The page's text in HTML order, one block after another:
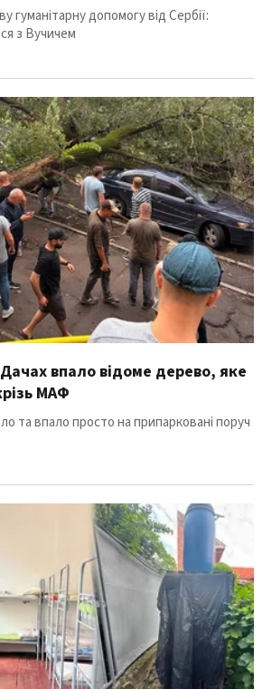
гуманітарну допомогу від Сербії:
з Вучичем
впало відоме дерево, яке
МАФ
та впало просто на припарковані поруч